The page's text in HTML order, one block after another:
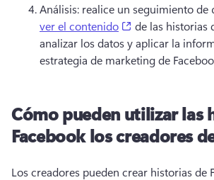
Análisis: realice un seguimiento de
ver el contenido
(opens in a new
de las historias
analizar los datos y aplicar la
estrategia de marketing de
Cómo pueden utilizar las
Facebook los creadores
Los creadores pueden crear historias de